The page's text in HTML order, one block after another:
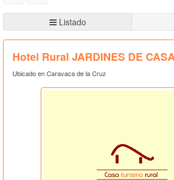
Listado
Hotel Rural JARDINES DE
Ubicado en Caravaca de la Cruz